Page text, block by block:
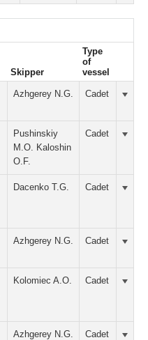
Skipper
Type
of
vessel
Azhgerey N.G. Cadet
Pushinskiy
M.O. Kaloshin
O.F.
Cadet
Dacenko T.G. Cadet
Azhgerey N.G. Cadet
Kolomiec A.O. Cadet
Azhgerey N.G. Cadet